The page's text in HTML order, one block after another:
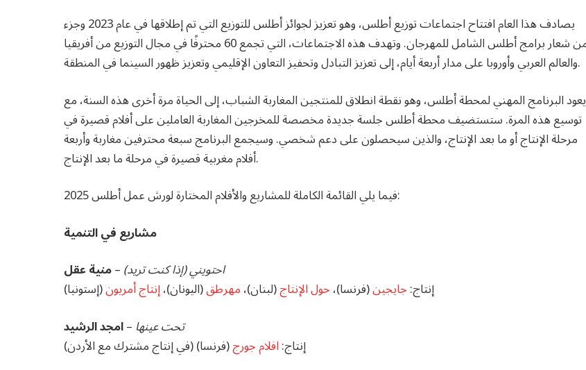
يصادف هذا العام افتتاح اجتماعات توزيع أطلس، وهو تعزيز لجوائز أطلس للتوزيع التي تم إطلاقها في عام 2023 وجزء
من شعار برامج أطلس الشامل للمهرجان. وتهدف هذه الاجتماعات، التي تجمع 60 محترفًا في مجال التوزيع من أفريقيا
والعالم العربي وأوروبا على مدار أربعة أيام، إلى تعزيز التبادل وتحفيز التعاون الإقليمي وتعزيز ظهور السينما في المنطقة.
يعود البرنامج المهني لمحطة أطلس، وهو نقطة انطلاق للمنتجين المغاربة الشباب، إلى الحياة مرة أخرى هذه السنة، مع
توسيع هذه المرة. ستستضيف محطة أطلس جلسة جديدة مخصصة للمخرجين المغاربة العاملين على أفلام قصيرة في
مرحلة الإنتاج أو ما بعد الإنتاج، والذين سيحصلون على دعم شخصي. وسيجمع البرنامج سبعة محترفين مغاربة وأربعة
أفلام مغربية قصيرة في مرحلة ما بعد الإنتاج.
فيما يلي القائمة الكاملة للمشاريع والأفلام المختارة لورش عمل أطلس 2025:
مشاريع في التنمية
احتويني (إذا كنت تريد)–منية عقل
إنتاج:جايجين(فرنسا)،حول الإنتاج(لبنان)،مهرطق(اليونان)،إنتاج أمريون(إستونيا)
تحت عينها –امجد الرشيد
إنتاج:افلام جورج(فرنسا) (في إنتاج مشترك مع الأردن)